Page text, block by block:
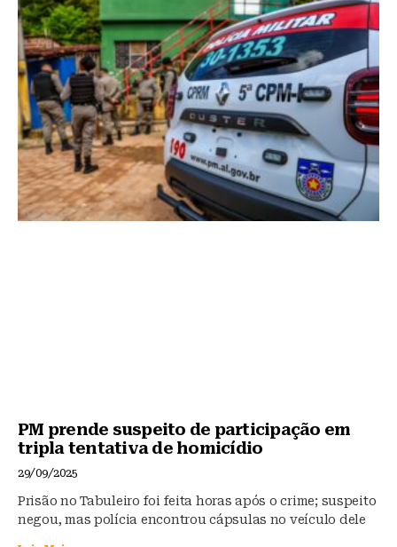
PM prende suspeito de participação em
tripla tentativa de homicídio
29/09/2025
Prisão no Tabuleiro foi feita horas após o crime; suspeito
negou, mas polícia encontrou cápsulas no veículo dele